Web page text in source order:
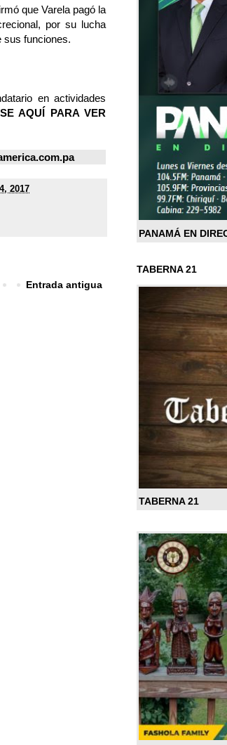
que Varela pagó la
por su lucha
sus funciones.
en actividades
AQUÍ PARA VER
2017
Entrada antigua
PANAMÁ EN
TABERNA 21
TABERNA 21